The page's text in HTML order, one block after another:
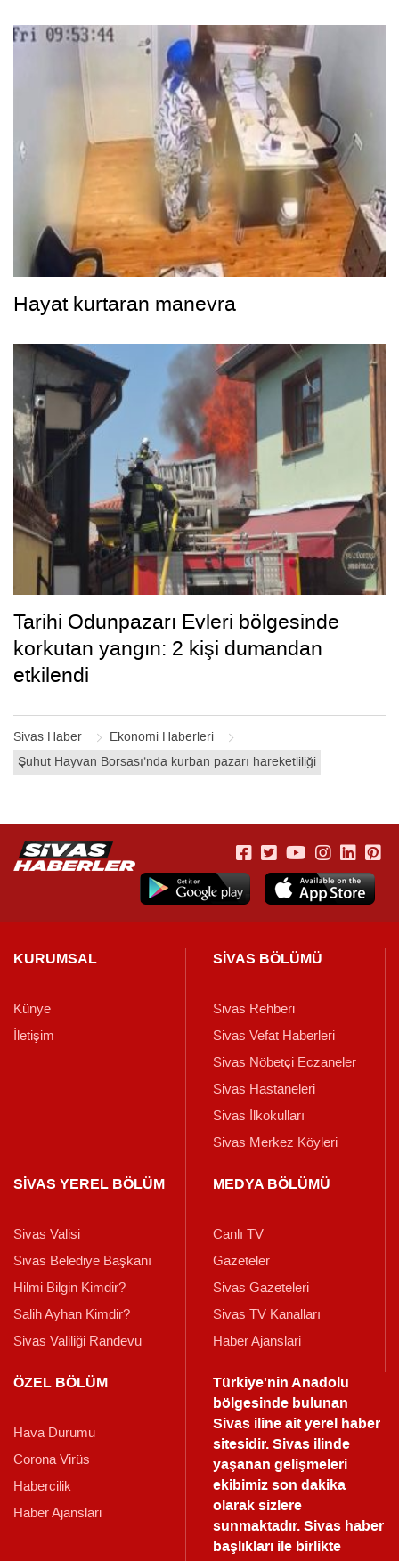
Sivas Haber
Ekonomi Haberleri
Şuhut Hayvan Borsası’nda kurban pazarı hareketliliği
Hayat kurtaran manevra
Tarihi Odunpazarı Evleri bölgesinde
korkutan yangın: 2 kişi dumandan
etkilendi
KURUMSAL
Künye
İletişim
SİVAS BÖLÜMÜ
Sivas Rehberi
Sivas Vefat Haberleri
Sivas Nöbetçi Eczaneler
Sivas Hastaneleri
Sivas İlkokulları
Sivas Merkez Köyleri
SİVAS YEREL BÖLÜM
Sivas Valisi
Sivas Belediye Başkanı
Hilmi Bilgin Kimdir?
Salih Ayhan Kimdir?
Sivas Valiliği Randevu
MEDYA BÖLÜMÜ
Canlı TV
Gazeteler
Sivas Gazeteleri
Sivas TV Kanalları
Haber Ajanslari
ÖZEL BÖLÜM
Hava Durumu
Corona Virüs
Habercilik
Haber Ajanslari
Türkiye'nin Anadolu
bölgesinde bulunan
Sivas iline ait yerel haber
sitesidir. Sivas ilinde
yaşanan gelişmeleri
ekibimiz son dakika
olarak sizlere
sunmaktadır.Sivas haber
başlıkları ile birlikte